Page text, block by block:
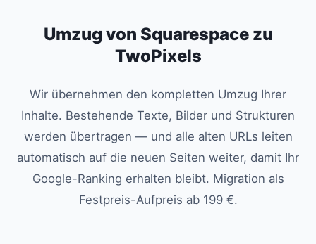
Umzug von Squarespace zu
TwoPixels
Wir übernehmen den kompletten Umzug Ihrer
Inhalte. Bestehende Texte, Bilder und Strukturen
werden übertragen — und alle alten URLs leiten
automatisch auf die neuen Seiten weiter, damit Ihr
Google-Ranking erhalten bleibt. Migration als
Festpreis-Aufpreis ab 199 €.